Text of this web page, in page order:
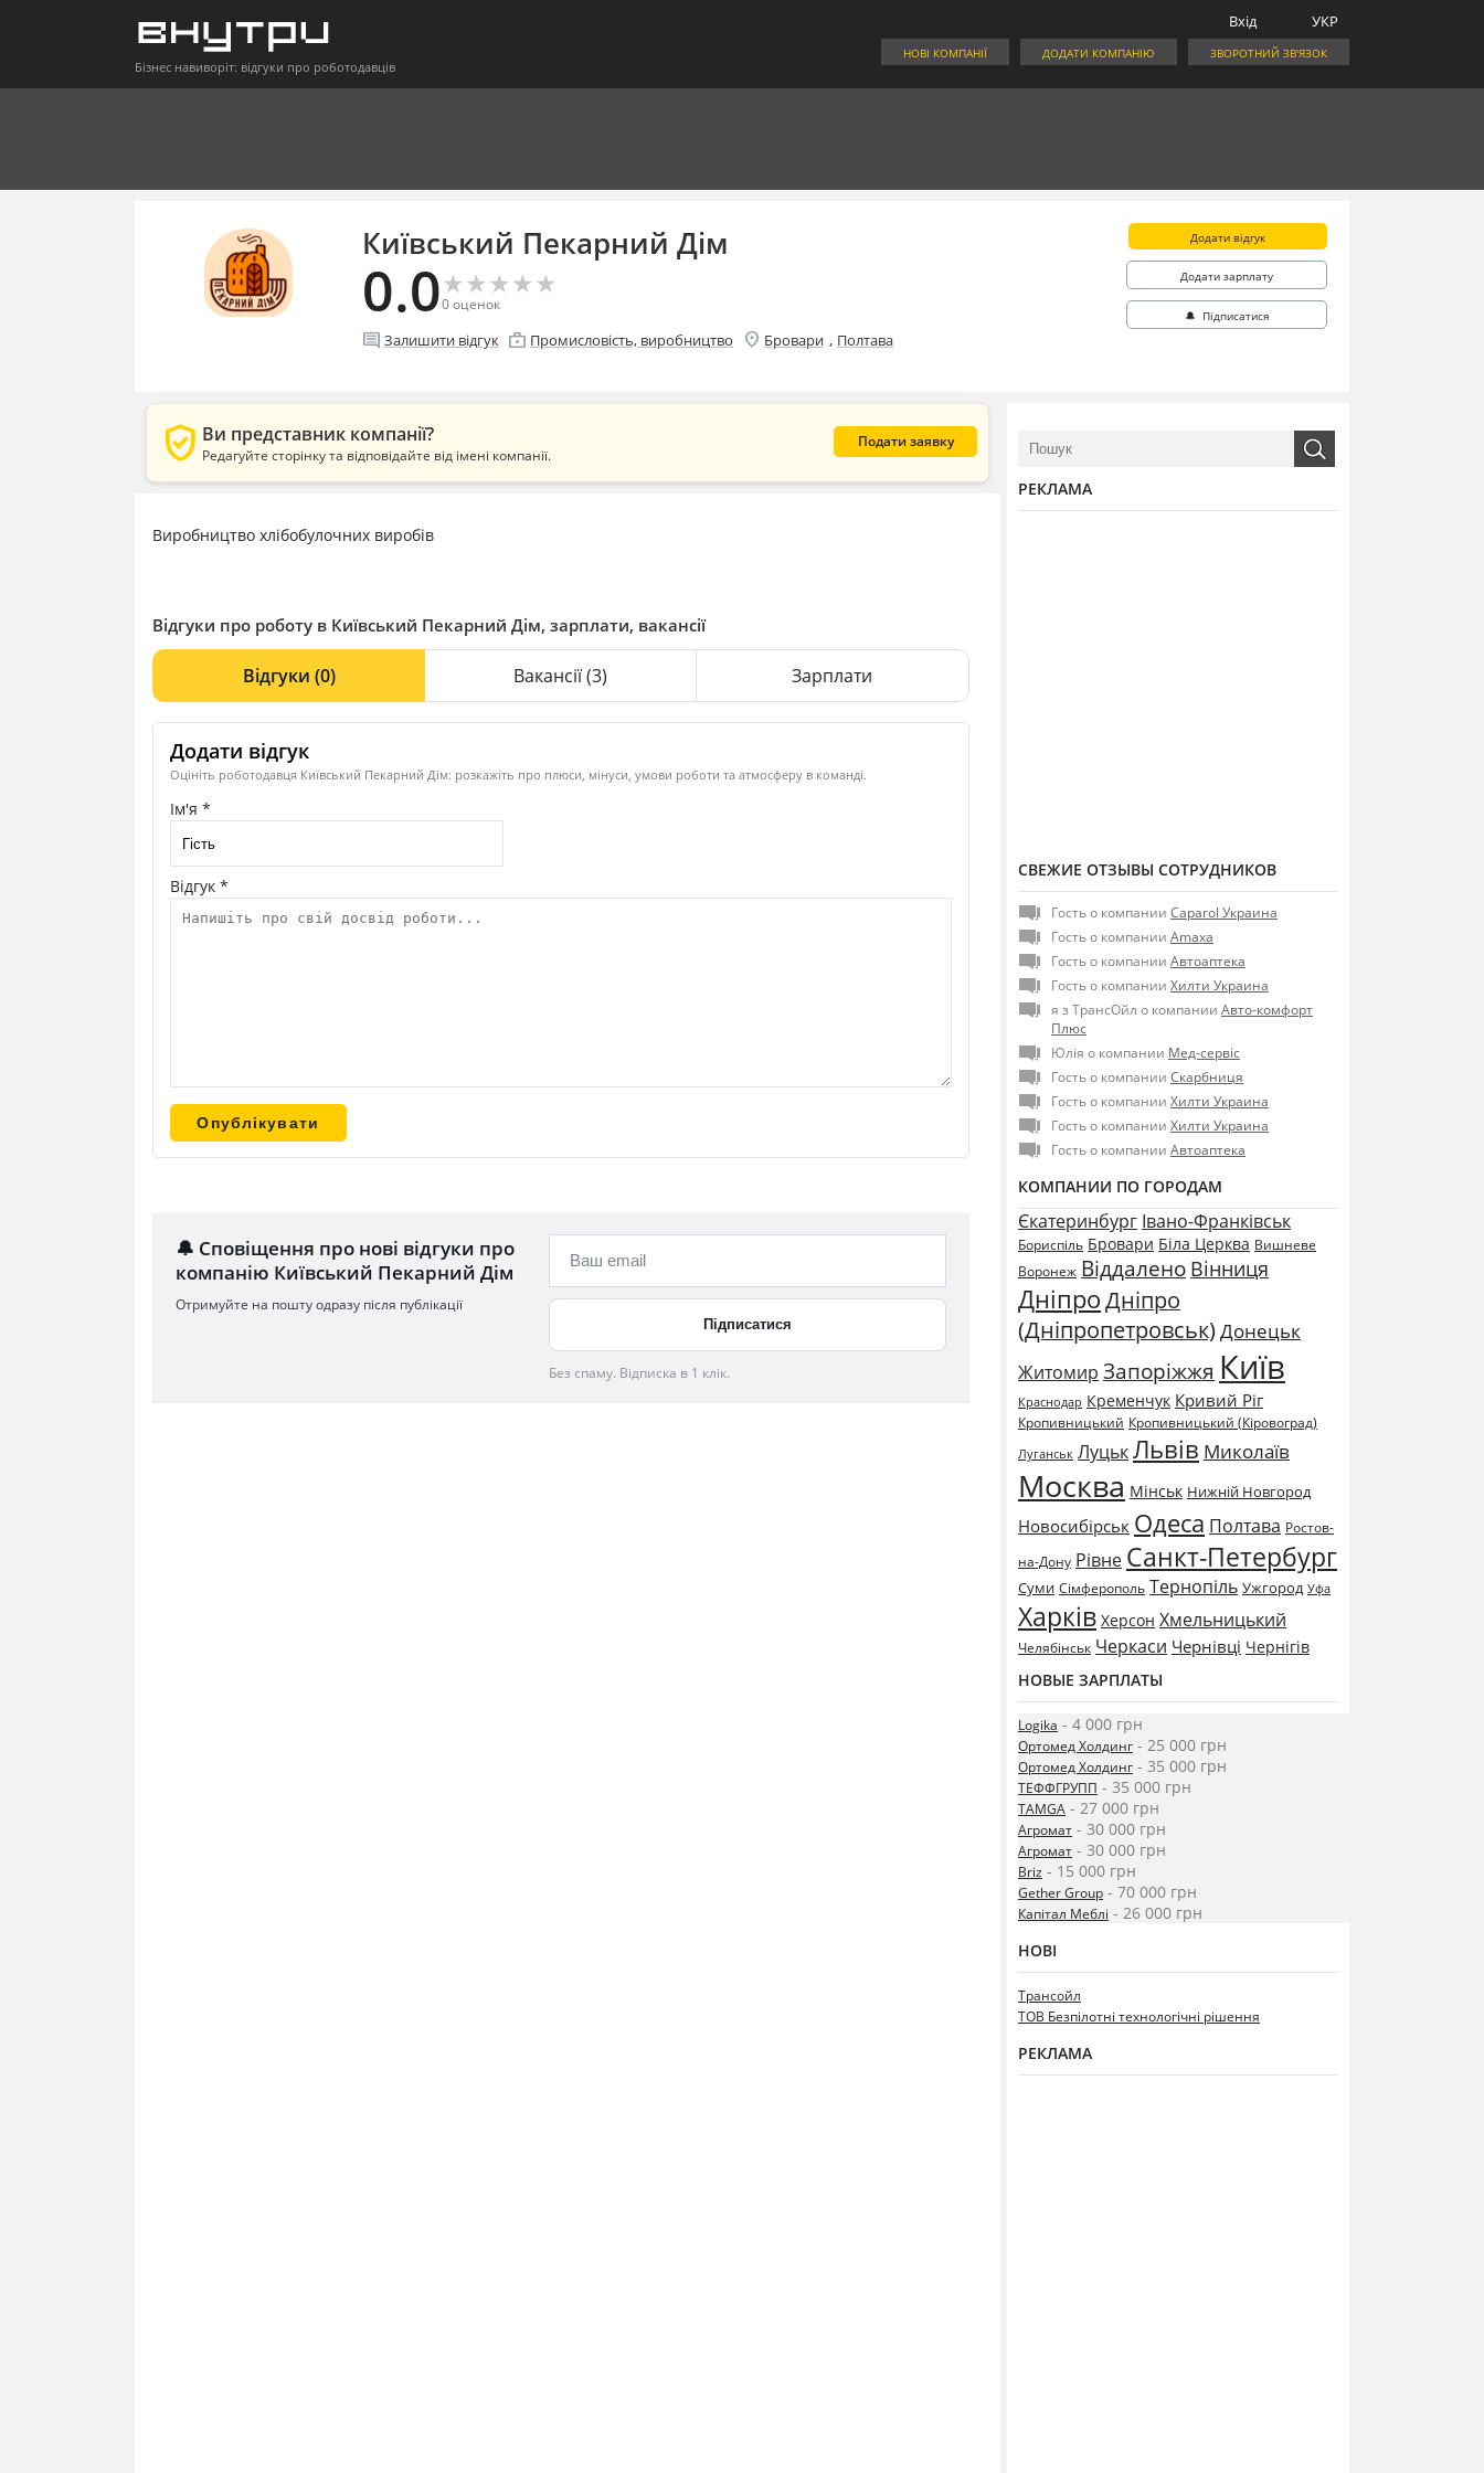
Бізнес навиворіт: відгуки про роботодавців
УКР
Вхід
ЗВОРОТНИЙ ЗВ'ЯЗОК
ДОДАТИ КОМПАНІЮ
НОВІ КОМПАНІЇ
Київський Пекарний Дім
0.0★
★★
★★
★★
★★
★
0оценок
comment Залишити відгук enterprise Промисловість, виробництво location_on Бровари , Полтава
Додати відгук
Додати зарплату
🔔 Підписатися
verified_user Ви представник компанії?
Редагуйте сторінку та відповідайте від імені компанії.
Подати заявку
Виробництво хлібобулочних виробів
Відгуки про роботу в Київський Пекарний Дім, зарплати, вакансії
Відгуки (0) Вакансії(3) Зарплати
Додати відгук
Оцініть роботодавця Київський Пекарний Дім: розкажіть про плюси, мінуси, умови роботи та атмосферу в команді.
Ім'я *
Відгук *
🔔 Сповіщення про нові відгуки про
компанію Київський Пекарний Дім
Отримуйте на пошту одразу після публікації
Без спаму. Відписка в 1 клік.
РЕКЛАМА
СВЕЖИЕ ОТЗЫВЫ СОТРУДНИКОВ
Гость о компании Caparol Украина
Гость о компании Amaxa
Гость о компании Автоаптека
Гость о компании Хилти Украина
я з ТрансОйл о компании Авто-комфорт
Плюс
Юлія о компании Мед-сервіс
Гость о компании Скарбниця
Гость о компании Хилти Украина
Гость о компании Хилти Украина
Гость о компании Автоаптека
КОМПАНИИ ПО ГОРОДАМ
Єкатеринбург Івано-Франківськ
Бориспіль Бровари Біла Церква Вишневе
Воронеж Віддалено Вінниця
ДніпроДніпро
(Дніпропетровськ) Донецьк
Житомир Запоріжжя Київ
Краснодар Кременчук Кривий Ріг
Кропивницький Кропивницький (Кіровоград)
Луганськ ЛуцькЛьвів Миколаїв
Москва Мінськ Нижній Новгород
Новосибірськ Одеса Полтава Ростов-
на-Дону Рівне Санкт-Петербург
Суми Сімферополь Тернопіль Ужгород Уфа
Харків Херсон Хмельницький
Челябінськ Черкаси Чернівці Чернігів
НОВЫЕ ЗАРПЛАТЫ
Logika - 4 000 грн
Ортомед Холдинг - 25 000 грн
Ортомед Холдинг - 35 000 грн
ТЕФФГРУПП - 35 000 грн
TAMGA - 27 000 грн
Агромат - 30 000 грн
Агромат - 30 000 грн
Briz - 15 000 грн
Gether Group - 70 000 грн
Капітал Меблі - 26 000 грн
НОВІ
Трансойл
ТОВ Безпілотні технологічні рішення
РЕКЛАМА